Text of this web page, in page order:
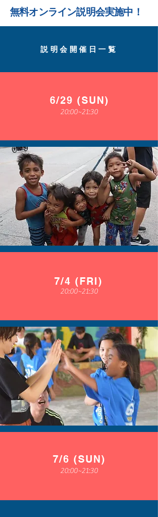
無料オンライン説明会実施中！
​説明会開催日一覧
6/29 (SUN)
20:00~21:30
7/4 (FRI)
20:00~21:30
7/6 (SUN)
20:00~21:30